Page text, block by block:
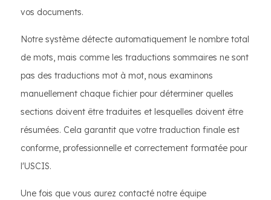
vos documents.
Notre système détecte automatiquement le nombre total
de mots, mais comme les traductions sommaires ne sont
pas des traductions mot à mot, nous examinons
manuellement chaque fichier pour déterminer quelles
sections doivent être traduites et lesquelles doivent être
résumées. Cela garantit que votre traduction finale est
conforme, professionnelle et correctement formatée pour
l'USCIS.
Une fois que vous aurez contacté notre équipe